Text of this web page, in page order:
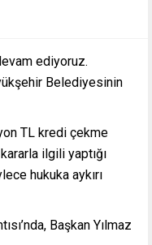
ediyoruz.
Belediyesinin
TL kredi çekme
ilgili yaptığı
hukuka aykırı
Başkan Yılmaz